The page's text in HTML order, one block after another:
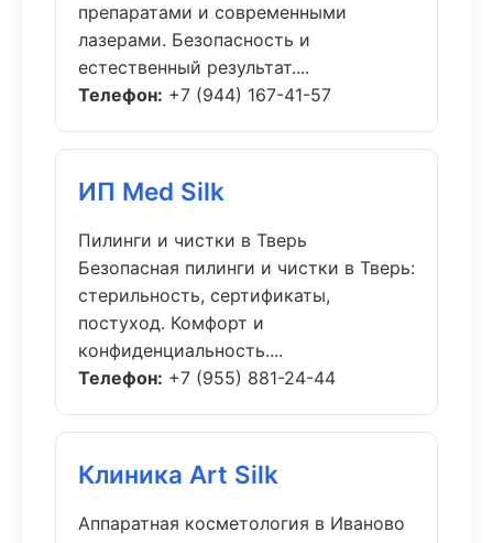
препаратами и современными
лазерами. Безопасность и
естественный результат....
Телефон: +7 (944) 167-41-57
ИП Med Silk
Пилинги и чистки в Тверь
Безопасная пилинги и чистки в Тверь:
стерильность, сертификаты,
постуход. Комфорт и
конфиденциальность....
Телефон: +7 (955) 881-24-44
Клиника Art Silk
Аппаратная косметология в Иваново